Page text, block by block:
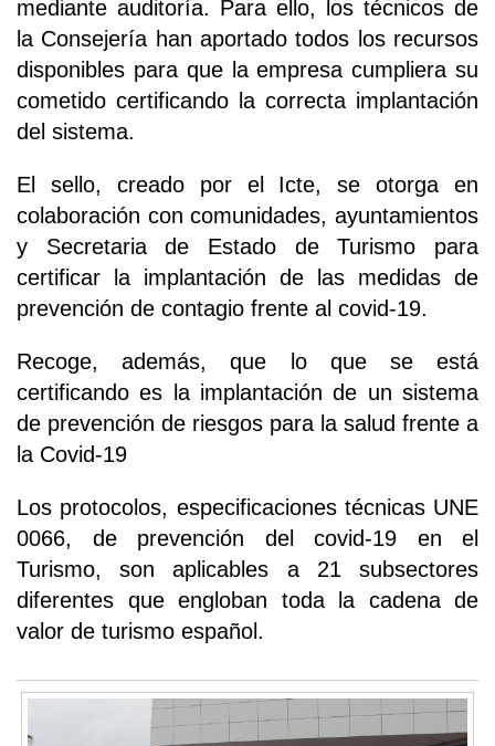
mediante auditoría. Para ello, los técnicos de
la Consejería han aportado todos los recursos
disponibles para que la empresa cumpliera su
cometido certificando la correcta implantación
del sistema.
El sello, creado por el Icte, se otorga en
colaboración con comunidades, ayuntamientos
y Secretaria de Estado de Turismo para
certificar la implantación de las medidas de
prevención de contagio frente al covid-19.
Recoge, además, que lo que se está
certificando es la implantación de un sistema
de prevención de riesgos para la salud frente a
la Covid-19
Los protocolos, especificaciones técnicas UNE
0066, de prevención del covid-19 en el
Turismo, son aplicables a 21 subsectores
diferentes que engloban toda la cadena de
valor de turismo español.